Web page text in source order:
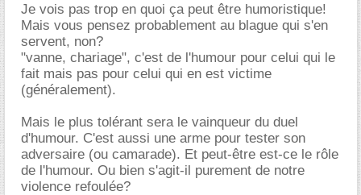
Je vois pas trop en quoi ça peut être humoristique!
Mais vous pensez probablement au blague qui s'en
servent, non?
"vanne, chariage", c'est de l'humour pour celui qui le
fait mais pas pour celui qui en est victime
(généralement).
Mais le plus tolérant sera le vainqueur du duel
d'humour. C'est aussi une arme pour tester son
adversaire (ou camarade). Et peut-être est-ce le rôle
de l'humour. Ou bien s'agit-il purement de notre
violence refoulée?